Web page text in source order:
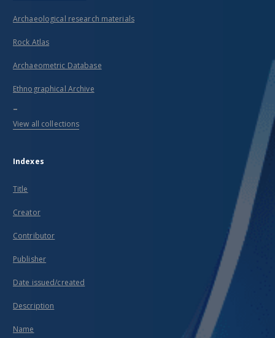
Archaeological research materials
Rock Atlas
Archaeometric Database
Ethnographical Archive
...
View all collections
Indexes
Title
Creator
Contributor
Publisher
Date issued/created
Description
Name